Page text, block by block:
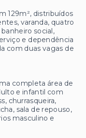
129m², distribuídos
varanda, quatro
social,
e dependência
com duas vagas de
completa área de
e infantil com
churrasqueira,
sala de repouso,
masculino e